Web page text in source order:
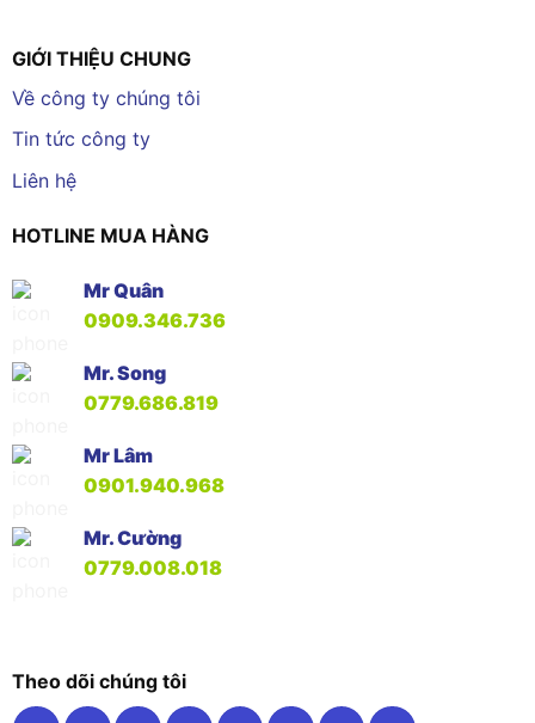
GIỚI THIỆU CHUNG
Về công ty chúng tôi
Tin tức công ty
Liên hệ
HOTLINE MUA HÀNG
Mr Quân
0909.346.736
Mr. Song
0779.686.819
Mr Lâm
0901.940.968
Mr. Cường
0779.008.018
Theo dõi chúng tôi